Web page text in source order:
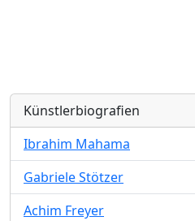
Künstlerbiografien
Ibrahim Mahama
Gabriele Stötzer
Achim Freyer